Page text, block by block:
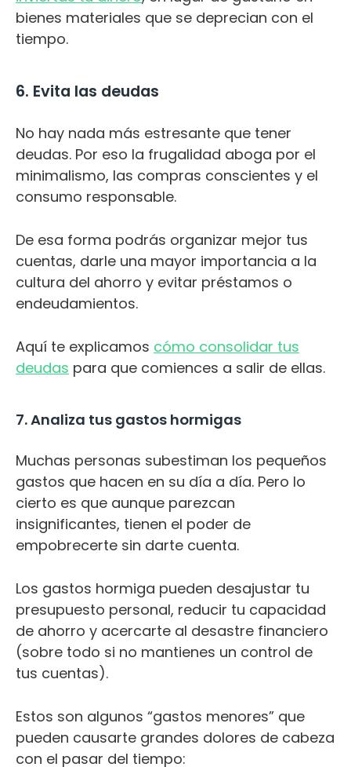
bienes materiales que se deprecian con el
tiempo.
6. Evita las deudas
No hay nada más estresante que tener
deudas. Por eso la frugalidad aboga por el
minimalismo, las compras conscientes y el
consumo responsable.
De esa forma podrás organizar mejor tus
cuentas, darle una mayor importancia a la
cultura del ahorro y evitar préstamos o
endeudamientos.
Aquí te explicamos cómo consolidar tus
deudas para que comiences a salir de ellas.
7. Analiza tus gastos hormigas
Muchas personas subestiman los pequeños
gastos que hacen en su día a día. Pero lo
cierto es que aunque parezcan
insignificantes, tienen el poder de
empobrecerte sin darte cuenta.
Los gastos hormiga pueden desajustar tu
presupuesto personal, reducir tu capacidad
de ahorro y acercarte al desastre financiero
(sobre todo si no mantienes un control de
tus cuentas).
Estos son algunos “gastos menores” que
pueden causarte grandes dolores de cabeza
con el pasar del tiempo: